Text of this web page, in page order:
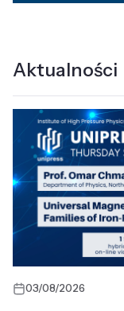
Aktualności
03/08/2026